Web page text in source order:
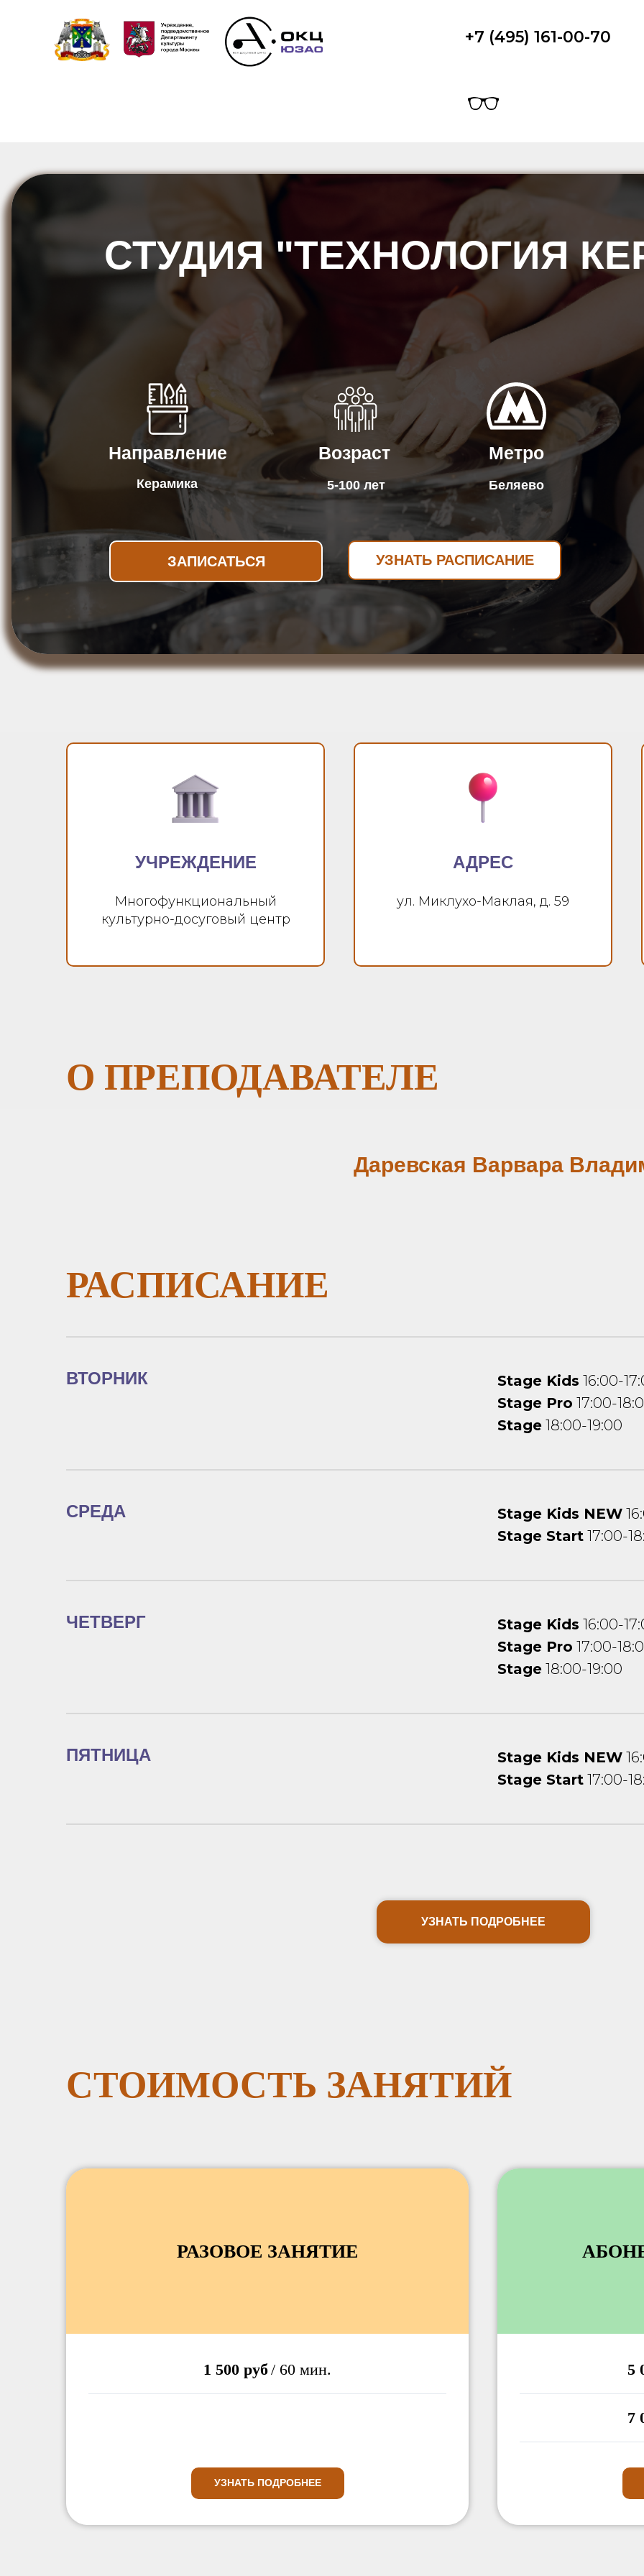
+7 (495) 161-00-70
СТУДИЯ "ТЕХНОЛОГИЯ
Направление
Керамика
Возраст
5-100 лет
Метро
Беляево
УЗНАТЬ РАСПИСАНИЕ
ЗАПИСАТЬСЯ
УЧРЕЖДЕНИЕ
Многофункциональный
культурно-досуговый центр
АДРЕС
ул. Миклухо-Маклая, д. 59
О ПРЕПОДАВАТЕЛЕ
Даревская Варвара
РАСПИСАНИЕ
ВТОРНИК Stage Kids 16:00-
Stage Pro 17:00-
Stage 18:00-19:00
СРЕДА Stage Kids NEW
Stage Start 17:00-
ЧЕТВЕРГ Stage Kids 16:00-
Stage Pro 17:00-
Stage 18:00-19:00
ПЯТНИЦА Stage Kids NEW
Stage Start 17:00-
УЗНАТЬ ПОДРОБНЕЕ
СТОИМОСТЬ ЗАНЯТИЙ
РАЗОВОЕ ЗАНЯТИЕ
1 500 руб/ 60 мин.
УЗНАТЬ ПОДРОБНЕЕ
5
7